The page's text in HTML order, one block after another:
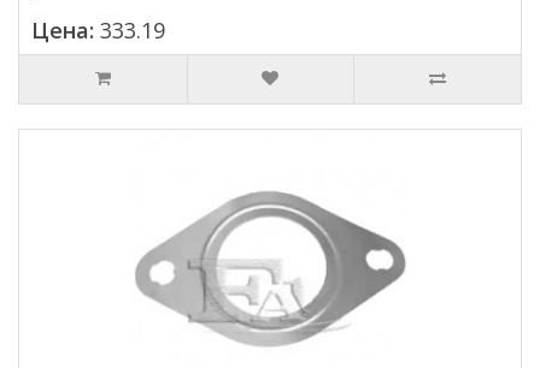
Цена: 333.19